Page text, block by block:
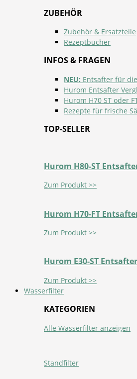
ZUBEHÖR
Zubehör & Ersatzteile
Rezeptbücher
INFOS & FRAGEN
NEU: Entsafter für
Hurom Entsafter
Hurom H70 ST oder
Rezepte für frische
TOP-SELLER
Hurom H80-ST
Zum Produkt >>
Hurom H70-FT
Zum Produkt >>
Hurom E30-ST
Zum Produkt >>
Wasserfilter
KATEGORIEN
Alle Wasserfilter anzeigen
Standfilter